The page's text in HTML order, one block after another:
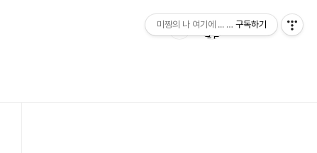
미짱의 나 여기에 ... 미짱의 동경 생활
구독하기